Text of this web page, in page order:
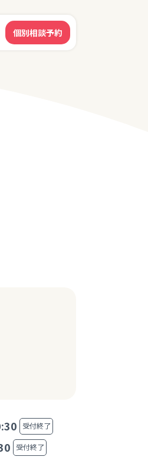
個別相談予約
受付終了
受付終了